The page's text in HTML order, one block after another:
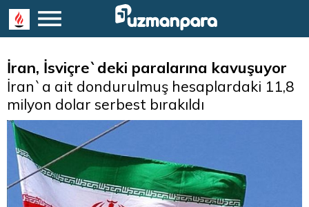
İran, İsviçre`deki paralarına kavuşuyor
İran`a ait dondurulmuş hesaplardaki 11,8
milyon dolar serbest bırakıldı